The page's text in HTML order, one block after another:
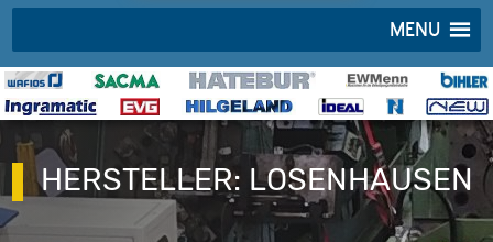
MENU
HERSTELLER: LOSENHAUSEN